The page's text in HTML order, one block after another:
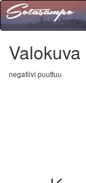
Valokuva
negatiivi puuttuu